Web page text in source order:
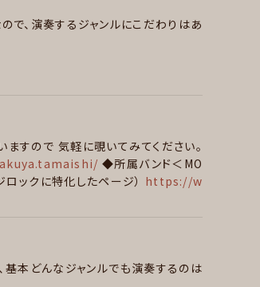
of A down / Sim/ AFI/ Sum4
インフレイムス Dir en G
ュメタル/デスメタル , ハードコア ,
で、演奏するジャンルにこだわりはあ
ますので 気軽に覗いてみてください。
◆所属バンド＜MO
ロックに特化したページ） https://w
基本どんなジャンルでも演奏するのは